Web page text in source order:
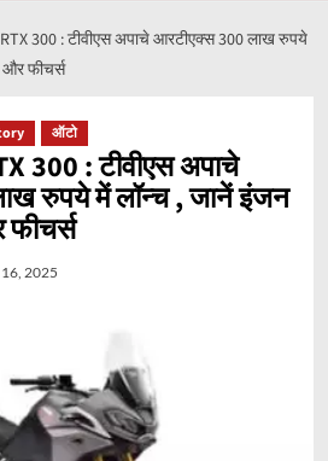
300 : टीवीएस अपाचे आरटीएक्स 300 लाख रुपये
फीचर्स
ऑटो
300 : टीवीएस अपाचे
रुपये में लॉन्च , जानें इंजन
2025